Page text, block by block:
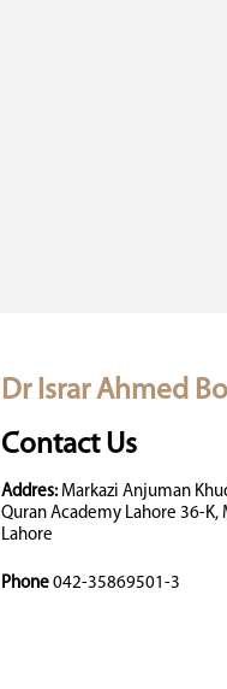
Dr Israr Ahmed
Contact Us
Addres:Markazi Anjuman
Quran Academy Lahore 36-K,
Lahore
Phone 042-35869501-3